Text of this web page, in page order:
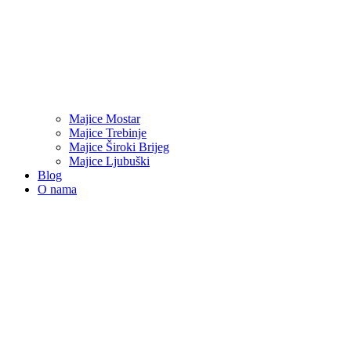
Majice Mostar
Majice Trebinje
Majice Široki Brijeg
Majice Ljubuški
Blog
O nama